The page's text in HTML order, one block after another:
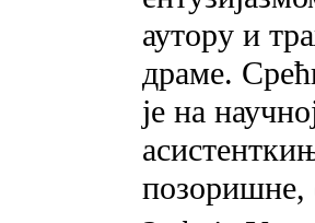
аутору и
драме.
је на
позоришне,